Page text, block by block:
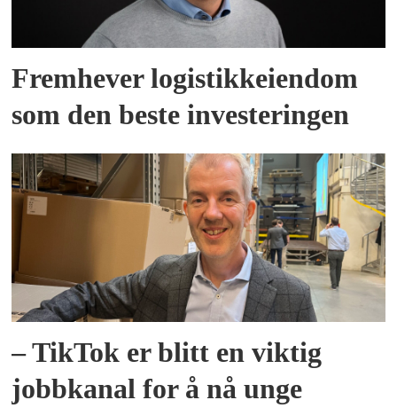
Fremhever logistikkeiendom
som den beste investeringen
– TikTok er blitt en viktig
jobbkanal for å nå unge